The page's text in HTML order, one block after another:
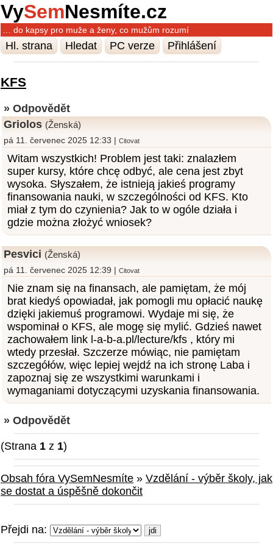
VySemNesmíte.cz
… do kapsy pro muže a ženy, co mužům rozumí
Hl. strana Hledat PC verze Přihlášení
KFS
» Odpovědět
Griolos (Ženská)
pá 11. červenec 2025 12:33 | Citovat
Witam wszystkich! Problem jest taki: znalazłem
super kursy, które chcę odbyć, ale cena jest zbyt
wysoka. Słyszałem, że istnieją jakieś programy
finansowania nauki, w szczególności od KFS. Kto
miał z tym do czynienia? Jak to w ogóle działa i
gdzie można złożyć wniosek?
Pesvici (Ženská)
pá 11. červenec 2025 12:39 | Citovat
Nie znam się na finansach, ale pamiętam, że mój
brat kiedyś opowiadał, jak pomogli mu opłacić naukę
dzięki jakiemuś programowi. Wydaje mi się, że
wspominał o KFS, ale mogę się mylić. Gdzieś nawet
zachowałem link l-a-b-a.pl/lecture/kfs , który mi
wtedy przesłał. Szczerze mówiąc, nie pamiętam
szczegółów, więc lepiej wejdź na ich stronę Laba i
zapoznaj się ze wszystkimi warunkami i
wymaganiami dotyczącymi uzyskania finansowania.
» Odpovědět
(Strana 1 z 1)
Obsah fóra VySemNesmíte » Vzdělání - výběr školy, jak
se dostat a úspěšně dokončit
Přejdi na: